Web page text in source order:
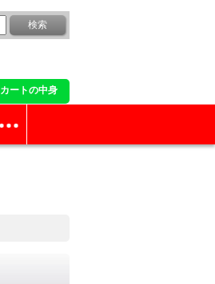
カートの中身